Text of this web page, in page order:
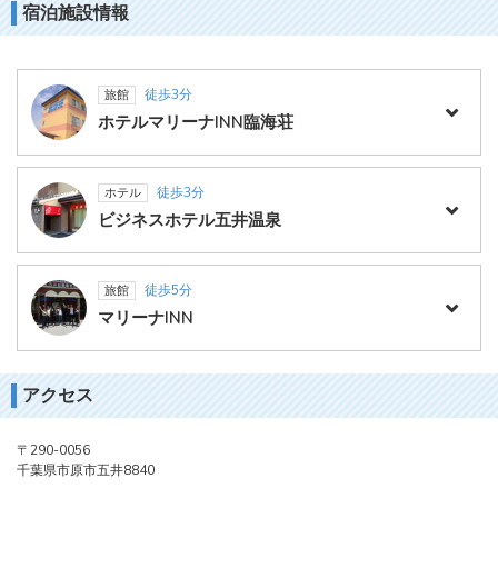
宿泊施設情報
旅館 徒歩3分
ホテルマリーナINN臨海荘
ホテル 徒歩3分
ビジネスホテル五井温泉
旅館 徒歩5分
マリーナINN
アクセス
〒290-0056
千葉県市原市五井8840